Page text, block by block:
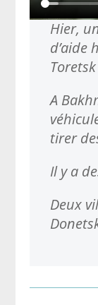
Hier,
d’aide
A
tirer
Il y a
Deux